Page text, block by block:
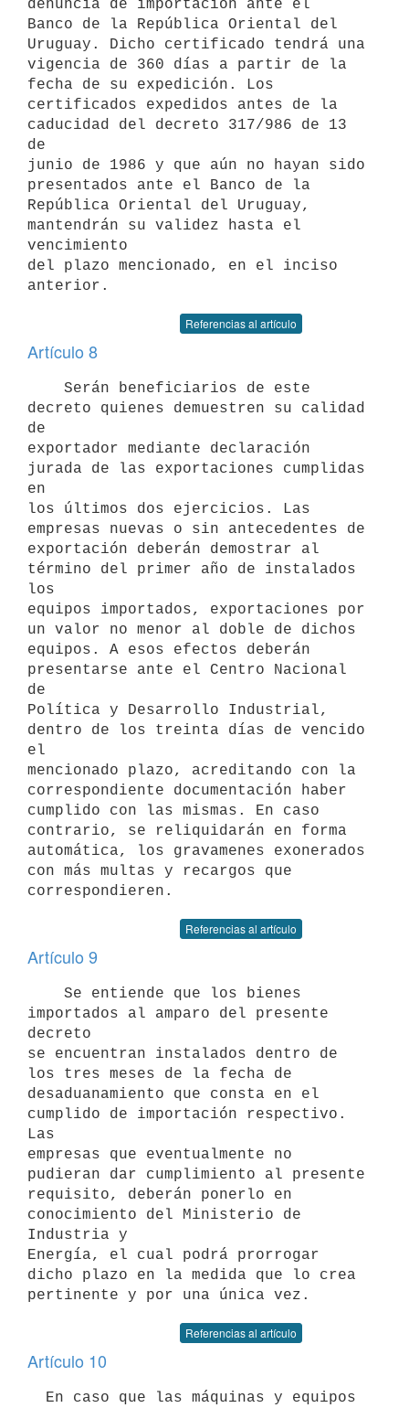
denuncia de importación ante el
Banco de la República Oriental del
Uruguay. Dicho certificado tendrá una
vigencia de 360 días a partir de la
fecha de su expedición. Los
certificados expedidos antes de la
caducidad del decreto 317/986 de 13
de
junio de 1986 y que aún no hayan sido
presentados ante el Banco de la
República Oriental del Uruguay,
mantendrán su validez hasta el
vencimiento
del plazo mencionado, en el inciso
Referencias al artículo
Artículo 8
decreto quienes demuestren su calidad
de
exportador mediante declaración
jurada de las exportaciones cumplidas
en
los últimos dos ejercicios. Las
empresas nuevas o sin antecedentes de
exportación deberán demostrar al
término del primer año de instalados
los
equipos importados, exportaciones por
un valor no menor al doble de dichos
equipos. A esos efectos deberán
presentarse ante el Centro Nacional
de
Política y Desarrollo Industrial,
dentro de los treinta días de vencido
el
mencionado plazo, acreditando con la
correspondiente documentación haber
cumplido con las mismas. En caso
contrario, se reliquidarán en forma
automática, los gravamenes exonerados
con más multas y recargos que
Referencias al artículo
Artículo 9
importados al amparo del presente
decreto
se encuentran instalados dentro de
los tres meses de la fecha de
desaduanamiento que consta en el
cumplido de importación respectivo.
Las
empresas que eventualmente no
pudieran dar cumplimiento al presente
requisito, deberán ponerlo en
conocimiento del Ministerio de
Industria y
Energía, el cual podrá prorrogar
dicho plazo en la medida que lo crea
Referencias al artículo
Artículo 10